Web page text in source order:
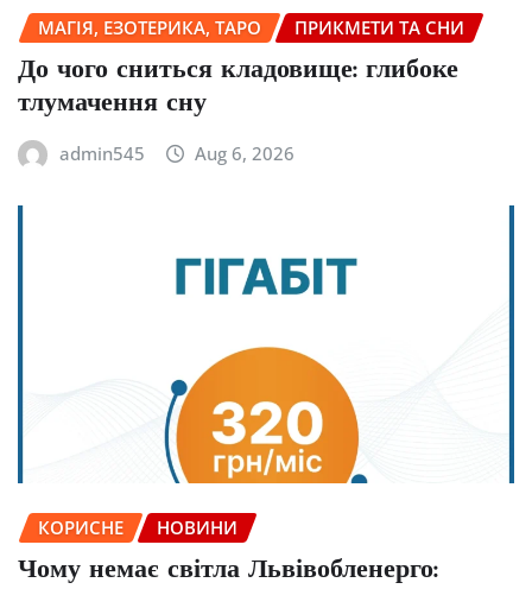
МАГІЯ, ЕЗОТЕРИКА, ТАРО ПРИКМЕТИ ТА СНИ
До чого сниться кладовище: глибоке
тлумачення сну
admin545 Aug 6, 2026
КОРИСНЕ НОВИНИ
Чому немає світла Львівобленерго: